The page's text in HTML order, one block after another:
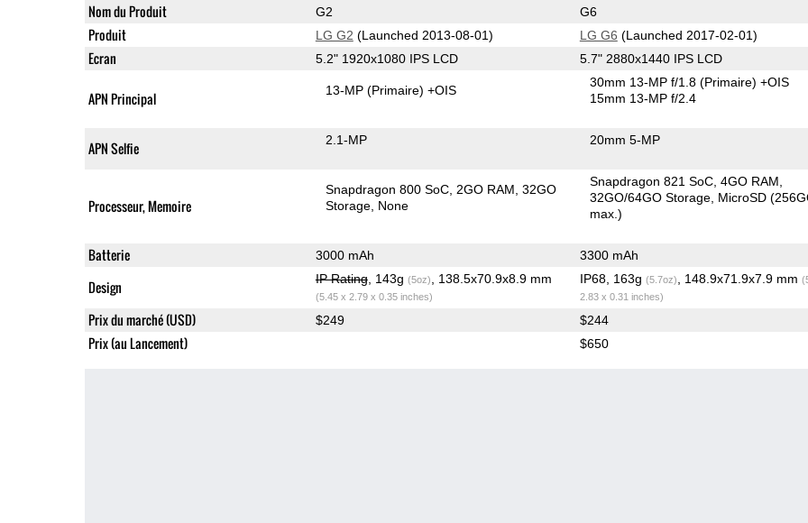
Nom du Produit G2 G6
Produit LG G2 (Launched 2013-08-01) LG G6 (Launched 2017-02-01)
Ecran 5.2" 1920x1080 IPS LCD 5.7" 2880x1440 IPS LCD
APN Principal 13-MP(Primaire) +OIS
30mm 13-MP f/1.8(Primaire) +OIS
15mm 13-MP f/2.4
APN Selfie 2.1-MP 20mm 5-MP
Processeur, Memoire
Snapdragon 800 SoC 2GO RAM 32GO
Storage None
Snapdragon 821 SoC 4GO RAM
32GO/64GO Storage MicroSD
max.)
Batterie 3000 mAh 3300 mAh
Design IP Rating, 143g (5oz) , 138.5x70.9x8.9 mm
(5.45 x 2.79 x 0.35 inches)
IP68, 163g (5.7oz) , 148.9x71.9x7.9 mm
2.83 x 0.31 inches)
Prix du marché (USD) $249 $244
Prix (au Lancement) $650